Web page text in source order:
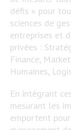
défis » pour
sciences de
entreprises et
privées :
Finance,
Humaines,
En intégrant
mesurant les
emportent